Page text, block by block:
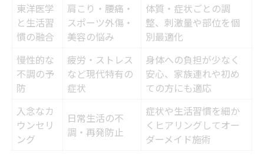
整骨院の鍼灸で感じるリラックス体験とは
ストレス軽減を目指すなら整骨院の鍼灸施
生活に彩りを与える整骨院鍼灸の魅力
心と身体の調和を実現する整骨院鍼灸の秘
身体の不調に悩むなら整骨院での新しい一歩を
慢性的な不調に整骨院鍼灸施術が有効な理
東洋医学
と生活習
慣の融合
肩こり・腰痛・
スポーツ外傷・
美容の悩み
体質・症状ごとの調
整、刺激量や部位を個
別最適化
慢性的な
不調の予
防
疲労・ストレス
など現代特有の
症状
身体への負担が少なく
安心、家族連れや初め
ての方にも適応
入念なカ
ウンセリ
ング
日常生活の不
調・再発防止
症状や生活習慣を細か
くヒアリングしてオー
ダーメイド施術